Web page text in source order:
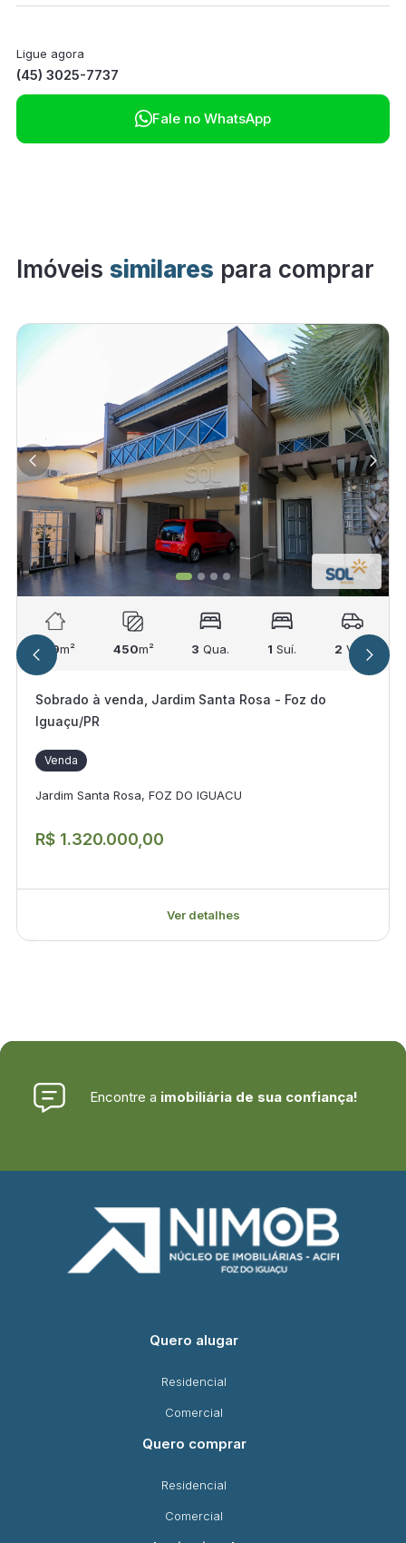
Ligue agora
(45) 3025-7737
Fale no WhatsApp
Imóveis similares para comprar
249m² 450m² 3 Qua. 1 Suí. 2 Vag.
Sobrado à venda, Jardim Santa Rosa - Foz do
Iguaçu/PR
Venda
Jardim Santa Rosa, FOZ DO IGUACU
R$ 1.320.000,00
Ver detalhes
Encontre a imobiliária de sua confiança!
Quero alugar
Residencial
Comercial
Quero comprar
Residencial
Comercial